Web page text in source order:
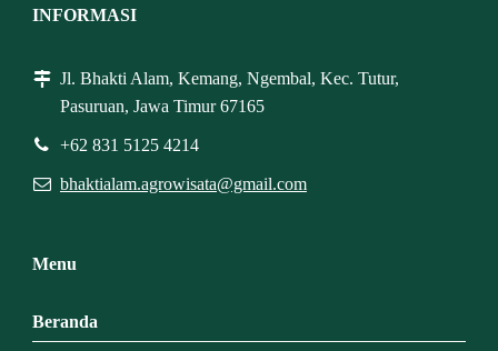
INFORMASI
Jl. Bhakti Alam, Kemang, Ngembal, Kec. Tutur,
Pasuruan, Jawa Timur 67165
+62 831 5125 4214
bhaktialam.agrowisata@gmail.com
Menu
Beranda